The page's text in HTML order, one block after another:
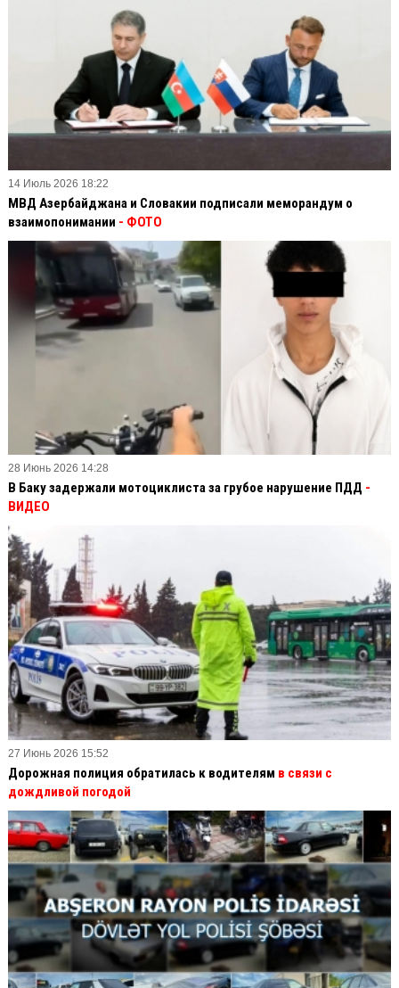
14 Июль 2026 18:22
МВД Азербайджана и Словакии подписали меморандум о
взаимопонимании - ФОТО
28 Июнь 2026 14:28
В Баку задержали мотоциклиста за грубое нарушение ПДД -
ВИДЕО
27 Июнь 2026 15:52
Дорожная полиция обратилась к водителям в связи с
дождливой погодой